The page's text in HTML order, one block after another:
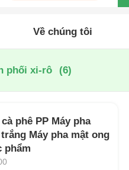
Về chúng tôi
phối xi-rô (6)
cà phê PP Máy pha
Máy pha mật ong
phẩm